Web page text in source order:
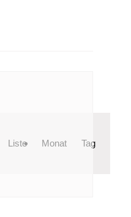
Liste Monat Tag